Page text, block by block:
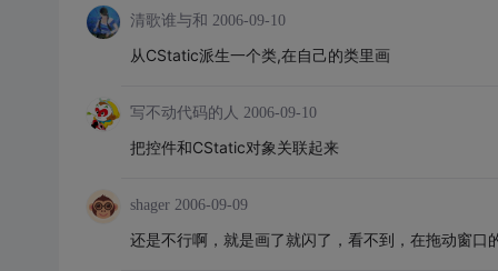
清歌谁与和 2006-09-10
从CStatic派生一个类,在自己的类里画
写不动代码的人 2006-09-10
把控件和CStatic对象关联起来
shager 2006-09-09
还是不行啊，就是画了就闪了，看不到，在拖动窗